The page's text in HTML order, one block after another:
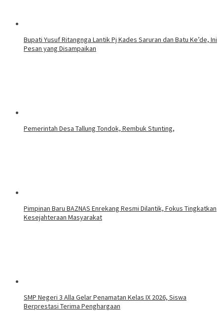
Bupati Yusuf Ritangnga Lantik Pj Kades Saruran dan Batu Ke’de, Ini
Pesan yang Disampaikan
Pemerintah Desa Tallung Tondok, Rembuk Stunting,
Pimpinan Baru BAZNAS Enrekang Resmi Dilantik, Fokus Tingkatkan
Kesejahteraan Masyarakat
SMP Negeri 3 Alla Gelar Penamatan Kelas IX 2026, Siswa
Berprestasi Terima Penghargaan